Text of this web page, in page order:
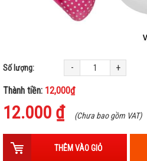
Số lượng: - +
Thành tiền: 12,000₫
12.000 ₫ (Chưa bao gồm VAT)
THÊM VÀO GIỎ